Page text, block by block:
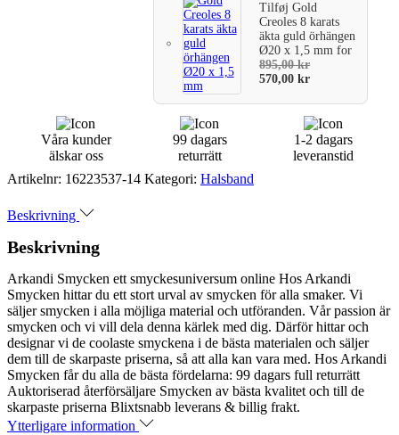
TilføjGold
Creoles 8 karats
äkta guld örhängen
Ø20 x 1,5 mmfor
895,00kr
570,00kr
Våra kunder
älskar oss
99 dagars
returrätt
1-2 dagars
leveranstid
Artikelnr: 16223537-14 Kategori: Halsband
Beskrivning
Beskrivning
Arkandi Smycken ett smyckesuniversum online Hos Arkandi
Smycken hittar du ett stort urval av smycken för alla smaker. Vi
säljer smycken i alla möjliga material och utföranden. Vår passion är
smycken och vi vill dela denna kärlek med dig. Därför hittar och
designar vi de coolaste smyckena i de bästa materialen och säljer
dem till de skarpaste priserna, så att alla kan vara med. Hos Arkandi
Smycken får du alla de bästa fördelarna: 99 dagars full returrätt
Auktoriserad återförsäljare Smycken av bästa kvalitet och till de
skarpaste priserna Blixtsnabb leverans & billig frakt.
Ytterligare information